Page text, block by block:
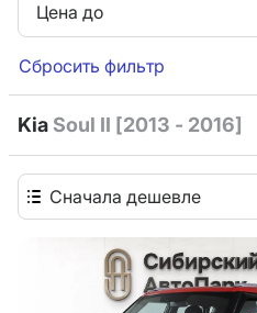
Цена до
Сбросить фильтр
Kia Soul II [2013 - 2016]
Сначала дешевле